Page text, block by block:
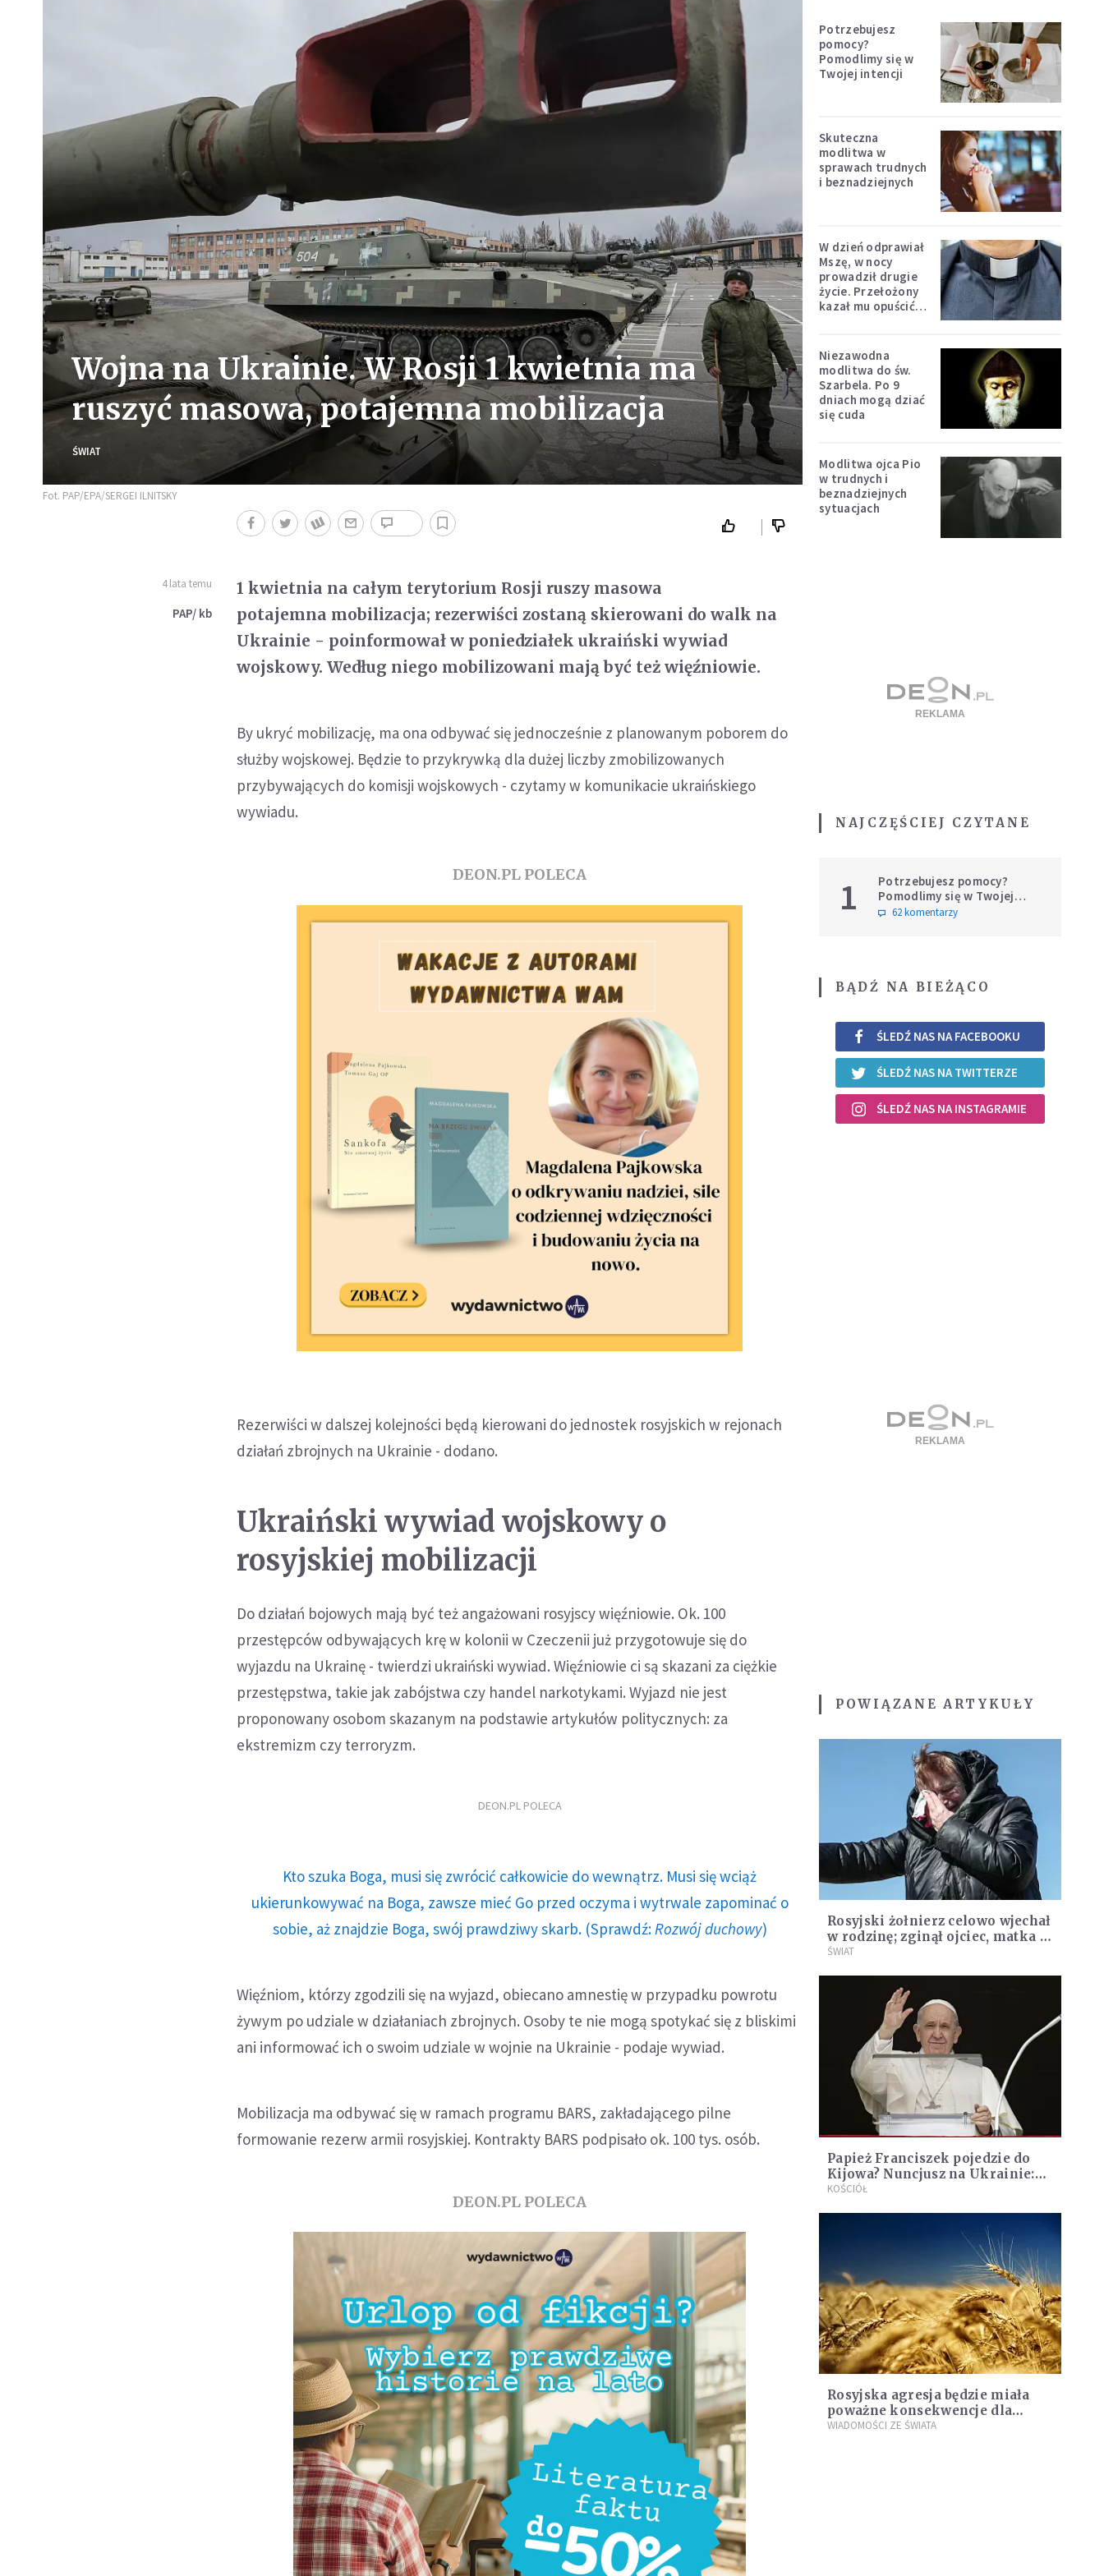
Wojna na Ukrainie. W Rosji 1 kwietnia ma
ruszyć masowa, potajemna mobilizacja
ŚWIAT
Fot. PAP/EPA/SERGEI ILNITSKY
4 lata temu
PAP/ kb
1 kwietnia na całym terytorium Rosji ruszy masowa
potajemna mobilizacja; rezerwiści zostaną skierowani do walk na
Ukrainie - poinformował w poniedziałek ukraiński wywiad
wojskowy. Według niego mobilizowani mają być też więźniowie.
By ukryć mobilizację, ma ona odbywać się jednocześnie z planowanym poborem do
służby wojskowej. Będzie to przykrywką dla dużej liczby zmobilizowanych
przybywających do komisji wojskowych - czytamy w komunikacie ukraińskiego
wywiadu.
DEON.PL POLECA
Rezerwiści w dalszej kolejności będą kierowani do jednostek rosyjskich w rejonach
działań zbrojnych na Ukrainie - dodano.
Ukraiński wywiad wojskowy o
rosyjskiej mobilizacji
Do działań bojowych mają być też angażowani rosyjscy więźniowie. Ok. 100
przestępców odbywających krę w kolonii w Czeczenii już przygotowuje się do
wyjazdu na Ukrainę - twierdzi ukraiński wywiad. Więźniowie ci są skazani za ciężkie
przestępstwa, takie jak zabójstwa czy handel narkotykami. Wyjazd nie jest
proponowany osobom skazanym na podstawie artykułów politycznych: za
ekstremizm czy terroryzm.
DEON.PL POLECA
Kto szuka Boga, musi się zwrócić całkowicie do wewnątrz. Musi się wciąż
ukierunkowywać na Boga, zawsze mieć Go przed oczyma i wytrwale zapominać o
sobie, aż znajdzie Boga, swój prawdziwy skarb. (Sprawdź: Rozwój duchowy)
Więźniom, którzy zgodzili się na wyjazd, obiecano amnestię w przypadku powrotu
żywym po udziale w działaniach zbrojnych. Osoby te nie mogą spotykać się z bliskimi
ani informować ich o swoim udziale w wojnie na Ukrainie - podaje wywiad.
Mobilizacja ma odbywać się w ramach programu BARS, zakładającego pilne
formowanie rezerw armii rosyjskiej. Kontrakty BARS podpisało ok. 100 tys. osób.
DEON.PL POLECA
Potrzebujesz
pomocy?
Pomodlimy się w
Twojej intencji
Skuteczna
modlitwa w
sprawach trudnych
i beznadziejnych
W dzień odprawiał
Mszę, w nocy
prowadził drugie
życie. Przełożony
kazał mu opuścić
Niezawodna
modlitwa do św.
Szarbela. Po 9
dniach mogą dziać
się cuda
Modlitwa ojca Pio
w trudnych i
beznadziejnych
sytuacjach
NAJCZĘŚCIEJ CZYTANE
1
Potrzebujesz pomocy?
Pomodlimy się w Twojej
intencji
62 komentarzy
BĄDŹ NA BIEŻĄCO
ŚLEDŹ NAS NA FACEBOOKU
ŚLEDŹ NAS NA TWITTERZE
ŚLEDŹ NAS NA INSTAGRAMIE
POWIĄZANE ARTYKUŁY
Rosyjski żołnierz celowo wjechał
w rodzinę; zginął ojciec, matka i
15-letni syn są w szpitalu
ŚWIAT
Papież Franciszek pojedzie do
Kijowa? Nuncjusz na Ukrainie:
obecnie jest to niemożliwe
KOŚCIÓŁ
Rosyjska agresja będzie miała
poważne konsekwencje dla
Afryki. Kontynentowi grozi głód
WIADOMOŚCI ZE ŚWIATA